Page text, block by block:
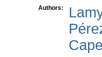
Authors: